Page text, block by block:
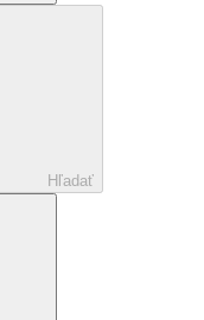
Hľadať